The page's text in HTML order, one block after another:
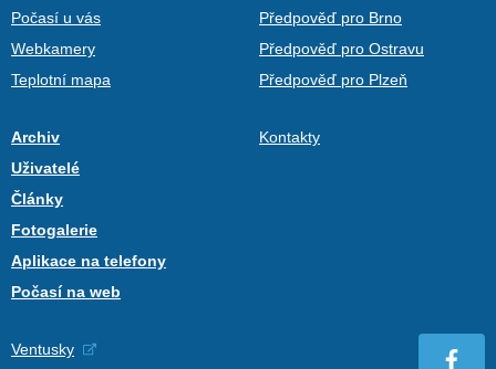
Počasí u vás
Webkamery
Teplotní mapa
Předpověď pro Brno
Předpověď pro Ostravu
Předpověď pro Plzeň
Archiv
Uživatelé
Články
Fotogalerie
Aplikace na telefony
Počasí na web
Kontakty
Ventusky